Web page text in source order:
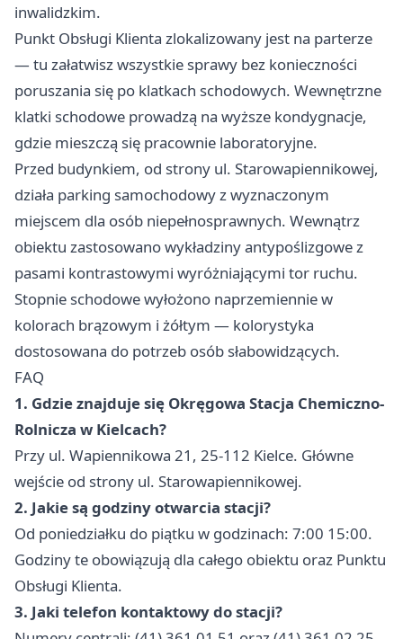
inwalidzkim.
Punkt Obsługi Klienta zlokalizowany jest na parterze
— tu załatwisz wszystkie sprawy bez konieczności
poruszania się po klatkach schodowych. Wewnętrzne
klatki schodowe prowadzą na wyższe kondygnacje,
gdzie mieszczą się pracownie laboratoryjne.
Przed budynkiem, od strony ul. Starowapiennikowej,
działa parking samochodowy z wyznaczonym
miejscem dla osób niepełnosprawnych. Wewnątrz
obiektu zastosowano wykładziny antypoślizgowe z
pasami kontrastowymi wyróżniającymi tor ruchu.
Stopnie schodowe wyłożono naprzemiennie w
kolorach brązowym i żółtym — kolorystyka
dostosowana do potrzeb osób słabowidzących.
FAQ
1. Gdzie znajduje się Okręgowa Stacja Chemiczno-
Rolnicza w Kielcach?
Przy ul. Wapiennikowa 21, 25-112 Kielce. Główne
wejście od strony ul. Starowapiennikowej.
2. Jakie są godziny otwarcia stacji?
Od poniedziałku do piątku w godzinach: 7:00 15:00.
Godziny te obowiązują dla całego obiektu oraz Punktu
Obsługi Klienta.
3. Jaki telefon kontaktowy do stacji?